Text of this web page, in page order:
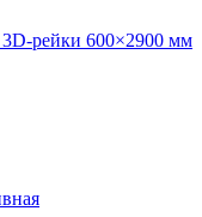
600×2900 мм